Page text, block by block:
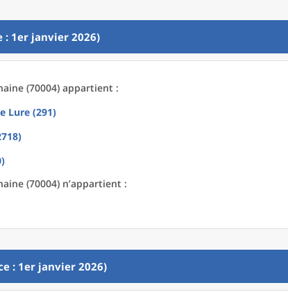
: 1er janvier 2026)
(70004) appartient :
Lure (291)
(70004) n’appartient :
: 1er janvier 2026)